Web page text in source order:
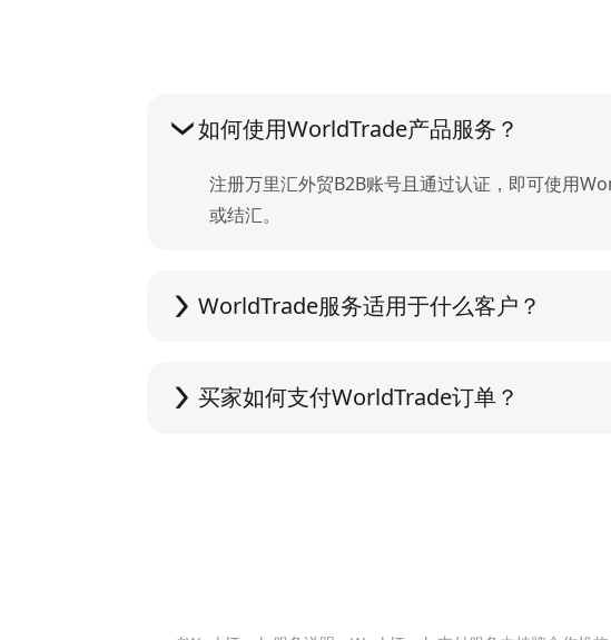
如何使用WorldTrade产品服务？
注册万里汇外贸B2B账号且通过认证，即可使用
或结汇。
WorldTrade服务适用于什么客户？
买家如何支付WorldTrade订单？
1.信用卡和借记卡支付：支持MASTERCARD、
2.欧洲本地在线转账支付：支持iDEAL、